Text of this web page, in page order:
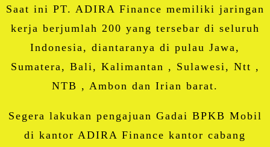
Saat ini PT. ADIRA Finance memiliki jaringan
kerja berjumlah 200 yang tersebar di seluruh
Indonesia, diantaranya di pulau Jawa,
Sumatera, Bali, Kalimantan , Sulawesi, Ntt ,
NTB , Ambon dan Irian barat.
Segera lakukan pengajuan Gadai BPKB Mobil
di kantor ADIRA Finance kantor cabang